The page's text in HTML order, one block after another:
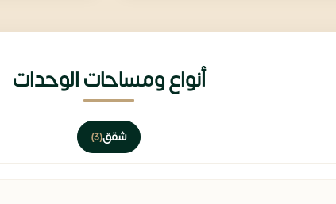
أنواع ومساحات الوحدات
شقق(3)